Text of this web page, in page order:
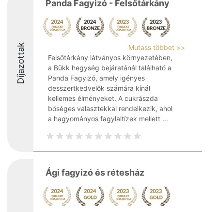
Díjazottak
Panda Fagyizó - Felsőtárkány
Mutass többet >>
Felsőtárkány látványos környezetében,
a Bükk hegység bejáratánál található a
Panda Fagyizó, amely igényes
desszertkedvelők számára kínál
kellemes élményeket. A cukrászda
bőséges választékkal rendelkezik, ahol
a hagyományos fagylaltízek mellett ...
Ági fagyizó és rétesház